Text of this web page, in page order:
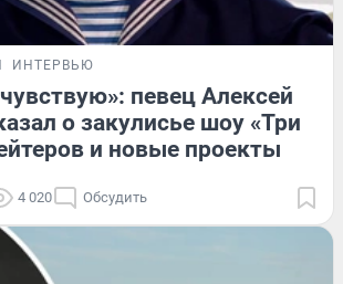
ИНТЕРВЬЮ
певец Алексей
о закулисье шоу «Три
и новые проекты
4 020 Обсудить